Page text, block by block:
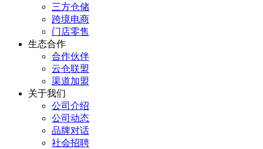
三方仓储
跨境电商
门店零售
生态合作
合作伙伴
云仓联盟
渠道加盟
关于我们
公司介绍
公司动态
品牌对话
社会招聘